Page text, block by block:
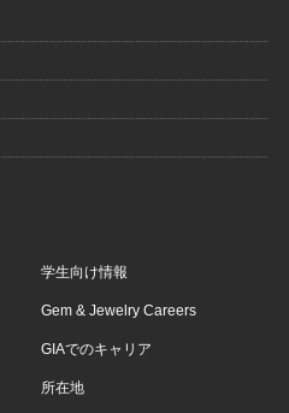
学生向け情報
Gem & Jewelry Careers
GIAでのキャリア
所在地